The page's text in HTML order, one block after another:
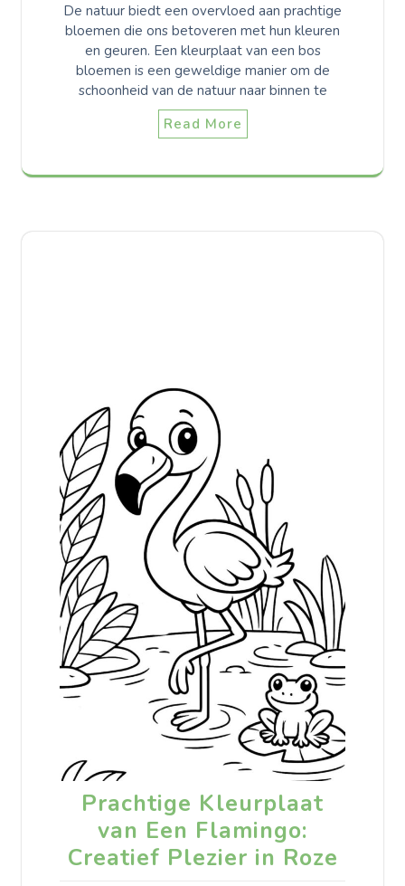
De natuur biedt een overvloed aan prachtige
bloemen die ons betoveren met hun kleuren
en geuren. Een kleurplaat van een bos
bloemen is een geweldige manier om de
schoonheid van de natuur naar binnen te
Read More
Prachtige Kleurplaat
van Een Flamingo:
Creatief Plezier in Roze